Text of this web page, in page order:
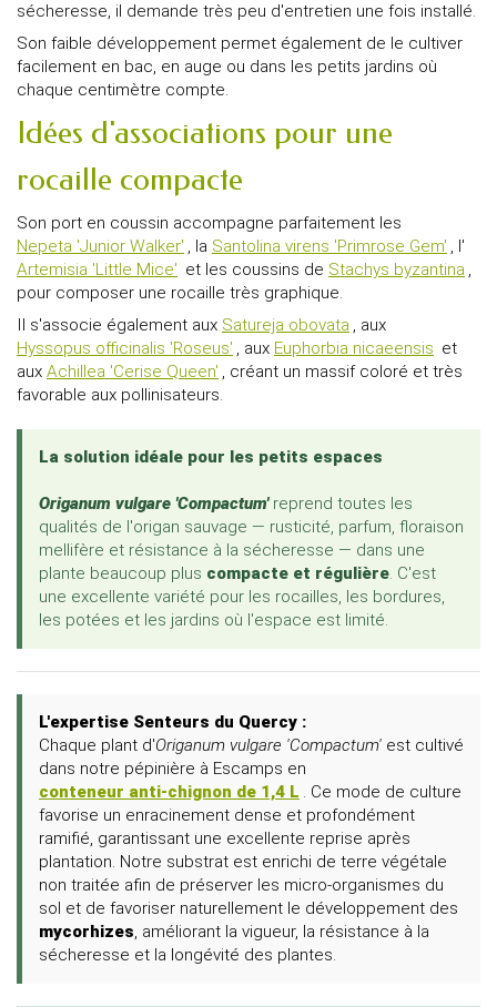
sécheresse, il demande très peu d'entretien une fois installé.
Son faible développement permet également de le cultiver
facilement en bac, en auge ou dans les petits jardins où
chaque centimètre compte.
Idées d'associations pour une
rocaille compacte
Son port en coussin accompagne parfaitement les
Nepeta 'Junior Walker' , la Santolina virens 'Primrose Gem' , l'
Artemisia 'Little Mice' et les coussins de Stachys byzantina ,
pour composer une rocaille très graphique.
Il s'associe également aux Satureja obovata , aux
Hyssopus officinalis 'Roseus' , aux Euphorbia nicaeensis et
aux Achillea 'Cerise Queen' , créant un massif coloré et très
favorable aux pollinisateurs.
La solution idéale pour les petits espaces
Origanum vulgare 'Compactum'reprend toutes les
qualités de l'origan sauvage — rusticité, parfum, floraison
mellifère et résistance à la sécheresse — dans une
plante beaucoup plus compacte et régulière. C'est
une excellente variété pour les rocailles, les bordures,
les potées et les jardins où l'espace est limité.
L'expertise Senteurs du Quercy :
Chaque plant d'Origanum vulgare 'Compactum' est cultivé
dans notre pépinière à Escamps en
conteneur anti-chignon de 1,4 L . Ce mode de culture
favorise un enracinement dense et profondément
ramifié, garantissant une excellente reprise après
plantation. Notre substrat est enrichi de terre végétale
non traitée afin de préserver les micro-organismes du
sol et de favoriser naturellement le développement des
mycorhizes, améliorant la vigueur, la résistance à la
sécheresse et la longévité des plantes.